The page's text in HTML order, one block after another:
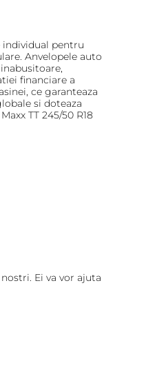
individual pentru
Anvelopele auto
financiare a
ce garanteaza
si doteaza
TT 245/50 R18
Ei va vor ajuta